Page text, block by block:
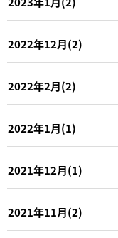
2022年12月(2)
2022年2月(2)
2022年1月(1)
2021年12月(1)
2021年11月(2)